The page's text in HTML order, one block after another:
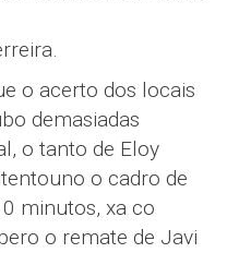
o acerto dos locais
demasiadas
o tanto de Eloy
o cadro de
minutos, xa co
o remate de Javi